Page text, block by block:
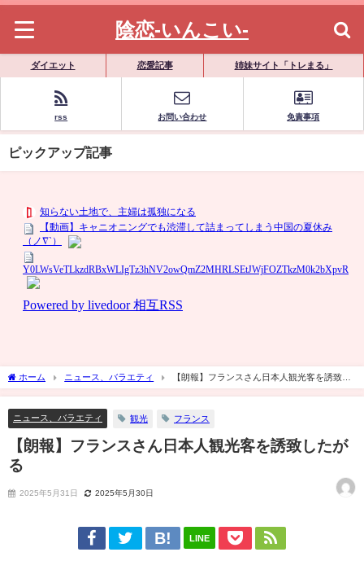
陰恋-いんこい-
ダイエット 恋愛記事 姉妹サイト「トレまる」
rss お問い合わせ 免責事項
ピックアップ記事
ホーム ニュース、バラエティ
【朗報】フランスさん日本人観光客を誘致し
たがる
ニュース、バラエティ 観光 フランス
【朗報】フランスさん日本人観光客を誘致したが
る
2025年5月31日 2025年5月30日
LINE